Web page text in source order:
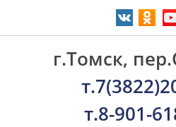
г.Томск,
т.8-901-